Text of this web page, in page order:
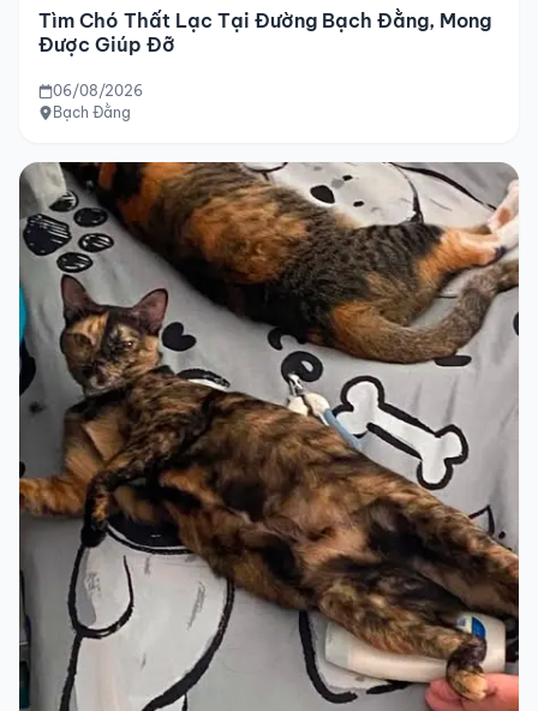
Tìm Chó Thất Lạc Tại Đường Bạch Đằng, Mong
Được Giúp Đỡ
06/08/2026
Bạch Đằng